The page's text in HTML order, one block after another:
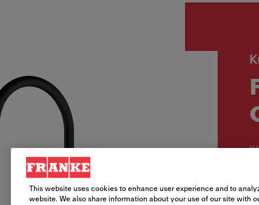
This website uses cookies to enhance user experience and to
website. We also share information about your use of our site with